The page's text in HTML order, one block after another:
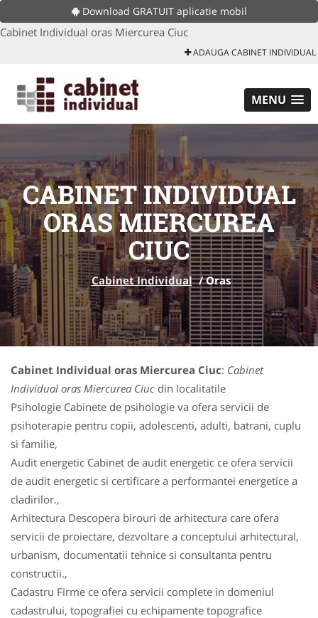
Download GRATUIT aplicatie mobil
Cabinet Individual oras Miercurea Ciuc
ADAUGA CABINET INDIVIDUAL
MENU
CABINET INDIVIDUAL
ORAS MIERCUREA
CIUC
Cabinet Individual /Oras
Cabinet Individual oras Miercurea Ciuc: Cabinet
Individual oras Miercurea Ciuc din localitatile
Psihologie Cabinete de psihologie va ofera servicii de
psihoterapie pentru copii, adolescenti, adulti, batrani, cuplu
si familie,
Audit energetic Cabinet de audit energetic ce ofera servicii
de audit energetic si certificare a performantei energetice a
cladirilor.,
Arhitectura Descopera birouri de arhitectura care ofera
servicii de proiectare, dezvoltare a conceptului arhitectural,
urbanism, documentatii tehnice si consultanta pentru
constructii.,
Cadastru Firme ce ofera servicii complete in domeniul
cadastrului, topografiei cu echipamente topografice